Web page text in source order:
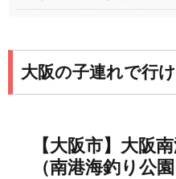
大阪の子連れで行
【大阪市】大阪
（南港海釣り公園